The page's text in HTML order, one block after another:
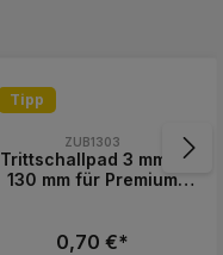
Tipp
ZUB1303
Trittschallpad 3 mm Ø
130 mm für Premium
0,70 €*